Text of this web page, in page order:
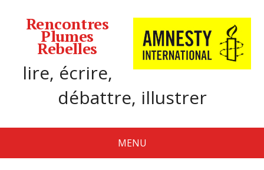
Rencontres
Plumes
Rebelles
lire, écrire,
débattre, illustrer
MENU